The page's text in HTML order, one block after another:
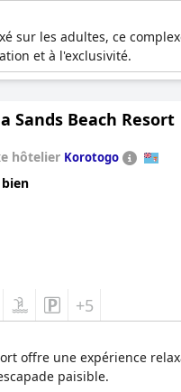
sur les adultes, ce
et à l'exclusivité.
Sands Beach Resort
hôtelier Korotogo
bien
+5
offre une expérience
paisible.